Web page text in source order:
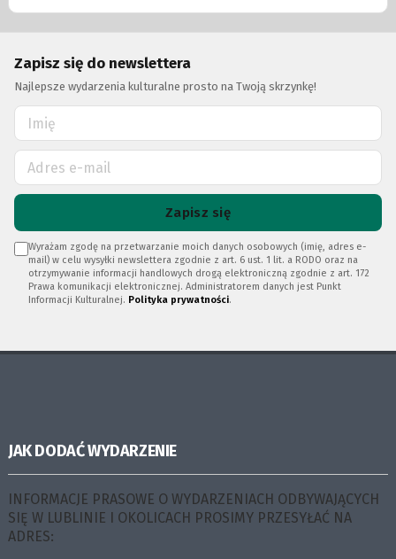
Zapisz się do newslettera
Najlepsze wydarzenia kulturalne prosto na Twoją skrzynkę!
Zapisz się
Wyrażam zgodę na przetwarzanie moich danych osobowych (imię, adres e-
mail) w celu wysyłki newslettera zgodnie z art. 6 ust. 1 lit. a RODO oraz na
otrzymywanie informacji handlowych drogą elektroniczną zgodnie z art. 172
Prawa komunikacji elektronicznej. Administratorem danych jest Punkt
Informacji Kulturalnej. Polityka prywatności.
JAK DODAĆ WYDARZENIE
INFORMACJE PRASOWE O WYDARZENIACH ODBYWAJĄCYCH
SIĘ W LUBLINIE I OKOLICACH PROSIMY PRZESYŁAĆ NA
ADRES: